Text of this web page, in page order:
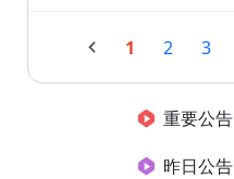
1 2 3
重要公告
昨日公告